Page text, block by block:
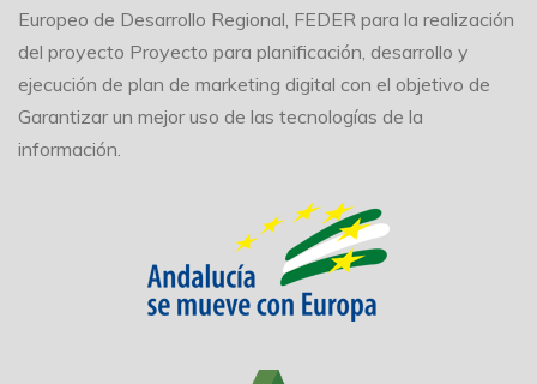
Europeo de Desarrollo Regional, FEDER para la realización
del proyecto Proyecto para planificación, desarrollo y
ejecución de plan de marketing digital con el objetivo de
Garantizar un mejor uso de las tecnologías de la
información.